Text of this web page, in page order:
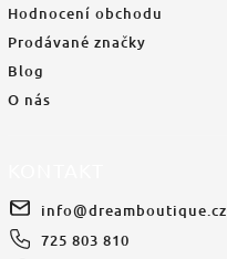
Hodnocení obchodu
Prodávané značky
Blog
O nás
info@dreamboutique.cz
725 803 810